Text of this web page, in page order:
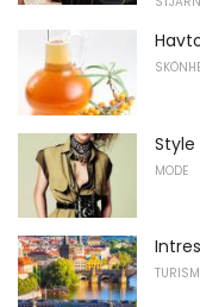
Style
MODE
TURISM